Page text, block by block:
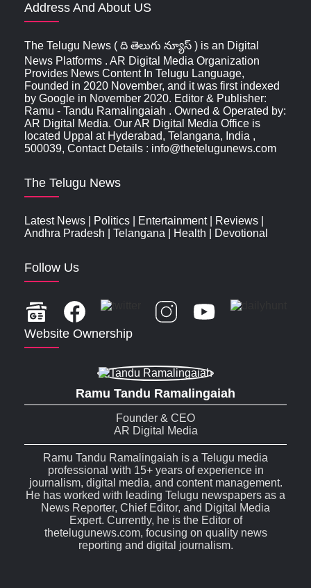
Address And About US
The Telugu News ( ది తెలుగు న్యూస్‌ ) is an Digital
News Platforms . AR Digital Media Organization
Provides News Content In Telugu Language,
Founded in 2020 November, and it was first indexed
by Google in November 2020. Editor & Publisher:
Ramu - Tandu Ramalingaiah . Owned & Operated by:
AR Digital Media. Our AR Digital Media Office is
located Uppal at Hyderabad, Telangana, India ,
500039, Contact Details : info@thetelugunews.com
The Telugu News
Latest News Politics Entertainment| Reviews
Andhra Pradesh
Telangana Health Devotional
Follow Us
Website Ownership
Ramu Tandu Ramalingaiah
Founder & CEO
AR Digital Media
Ramu Tandu Ramalingaiah is a Telugu media
professional with 15+ years of experience in
journalism, digital media, and content management.
He has worked with leading Telugu newspapers as a
News Reporter, Chief Editor, and Digital Media
Expert. Currently, he is the Editor of
thetelugunews.com, focusing on quality news
reporting and digital journalism.